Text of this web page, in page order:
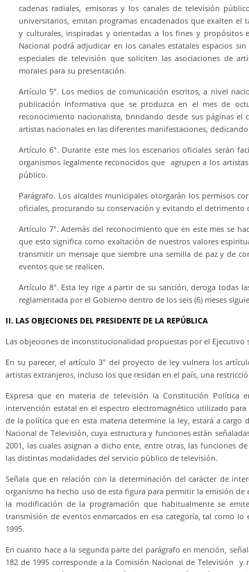
cadenas radiales, emisoras y los canales de televisión
universitarios, emitan programas encadenados que exalten el
y culturales, inspiradas y orientadas a los fines y propósitos
Nacional podrá adjudicar en los canales estatales espacios
especiales de televisión que soliciten las asociaciones de
morales para su presentación.
Artículo 5°. Los medios de comunicación escritos, a nivel
publicación informativa que se produzca en el mes de
reconocimiento nacionalista, brindando desde sus páginas
artistas nacionales en las diferentes manifestaciones,
Artículo 6°. Durante este mes los escenarios oficiales serán
organismos legalmente reconocidos que agrupen a los
público.
Parágrafo. Los alcaldes municipales otorgarán los permisos
oficiales, procurando su conservación y evitando el detrimento
Artículo 7°. Además del reconocimiento que en este mes se
que esto significa como exaltación de nuestros valores
transmitir un mensaje que siembre una semilla de paz y de
eventos que se realicen.
Artículo 8°. Esta ley rige a partir de su sanción, deroga todas
reglamentada por el Gobierno dentro de los seis (6) meses
II. LAS OBJECIONES DEL PRESIDENTE DE LA REPÚBLICA
Las objeciones de inconstitucionalidad propuestas por el Ejecutivo
En su parecer, el artículo 3° del proyecto de ley vulnera los
artistas extranjeros, incluso los que residan en el país, una
Expresa que en materia de televisión la Constitución
intervención estatal en el espectro electromagnético utilizado
de la política que en esta materia determine la ley, estará a
Nacional de Televisión, cuya estructura y funciones están
2001, las cuales asignan a dicho ente, entre otras, las funciones
las distintas modalidades del servicio público de televisión.
Señala que en relación con la determinación del carácter de
organismo ha hecho uso de esta figura para permitir la emisión
la modificación de la programación que habitualmente se
transmisión de eventos enmarcados en esa categoría, tal como lo
1995.
En cuanto hace a la segunda parte del parágrafo en mención,
182 de 1995 corresponde a la Comisión Nacional de Televisión y